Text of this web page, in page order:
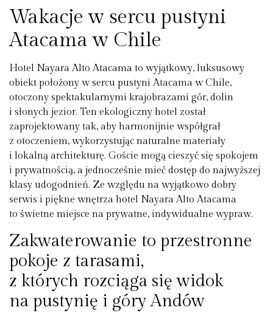
Wakacje w sercu pustyni
Atacama w Chile
Hotel Nayara Alto Atacama to wyjątkowy, luksusowy
obiekt położony w sercu pustyni Atacama w Chile,
otoczony spektakularnymi krajobrazami gór, dolin
i słonych jezior. Ten ekologiczny hotel został
zaprojektowany tak, aby harmonijnie współgrał
z otoczeniem, wykorzystując naturalne materiały
i lokalną architekturę. Goście mogą cieszyć się spokojem
i prywatnością, a jednocześnie mieć dostęp do najwyższej
klasy udogodnień. Ze względu na wyjątkowo dobry
serwis i piękne wnętrza hotel Nayara Alto Atacama
to świetne miejsce na prywatne, indywidualne wypraw.
Zakwaterowanie to przestronne
pokoje z tarasami,
z których rozciąga się widok
na pustynię i góry Andów